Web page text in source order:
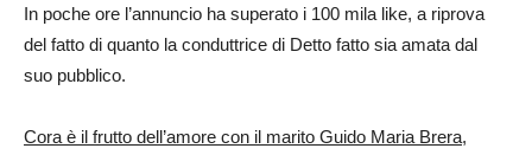
In poche ore l’annuncio ha superato i 100 mila like, a riprova
del fatto di quanto la conduttrice di Detto fatto sia amata dal
suo pubblico.
Cora è il frutto dell’amore con il marito Guido Maria Brera,